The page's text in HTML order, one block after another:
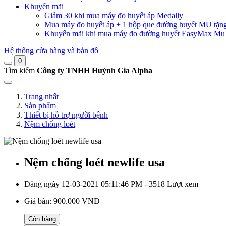
Khuyến mãi
Giảm 30 khi mua máy đo huyết áp Medally
Mua máy đo huyết áp + 1 hộp que đường huyết MU
Khuyến mãi khi mua máy đo đường huyết EasyMax Mu
Hệ thống cửa hàng và bản đồ
0
Tìm kiếm Công ty TNHH Huỳnh Gia Alpha
Trang nhất
Sản phẩm
Thiết bị hỗ trợ người bệnh
Nệm chống loét
Nệm chống loét newlife usa
Đăng ngày 12-03-2021 05:11:46 PM - 3518 Lượt xem
Giá bán: 900.000 VNĐ
Còn hàng